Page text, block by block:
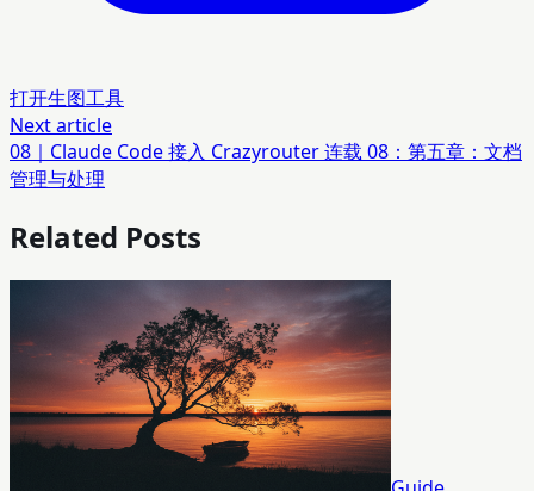
打开生图工具
Next article
08｜Claude Code 接入 Crazyrouter 连载 08：第五章：文档
管理与处理
Related Posts